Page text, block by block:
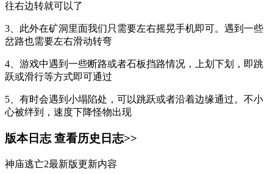
往右边转就可以了
3、此外在矿洞里面我们只需要左右摇晃手机即可。遇到一些
岔路也需要左右滑动转弯
4、游戏中遇到一些断路或者石板挡路情况，上划下划，即跳
跃或滑行等方式即可通过
5、有时会遇到小塌陷处，可以跳跃或者沿着边缘通过。不小
心被绊到，速度下降怪物出现
版本日志 查看历史日志>>
神庙逃亡2最新版更新内容